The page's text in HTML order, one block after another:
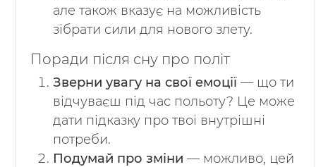
але також вказує на можливість
зібрати сили для нового злету.
Поради після сну про політ
Зверни увагу на свої емоції — що ти
відчуваєш під час польоту? Це може
дати підказку про твої внутрішні
потреби.
Подумай про зміни — можливо, цей